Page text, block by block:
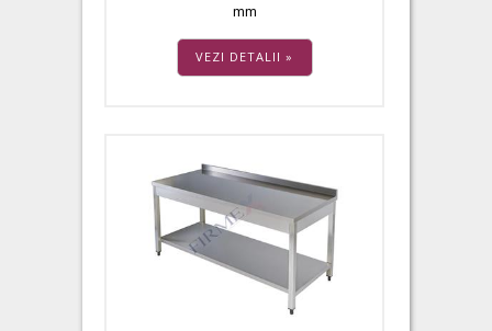
mm
VEZI DETALII »